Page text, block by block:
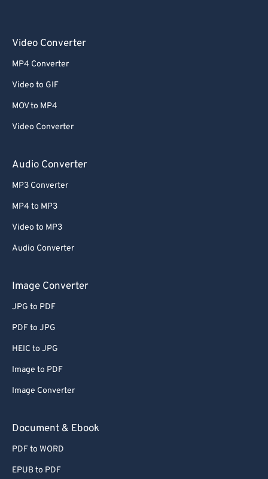
Video Converter
MP4 Converter
Video to GIF
MOV to MP4
Video Converter
Audio Converter
MP3 Converter
MP4 to MP3
Video to MP3
Audio Converter
Image Converter
JPG to PDF
PDF to JPG
HEIC to JPG
Image to PDF
Image Converter
Document & Ebook
PDF to WORD
EPUB to PDF